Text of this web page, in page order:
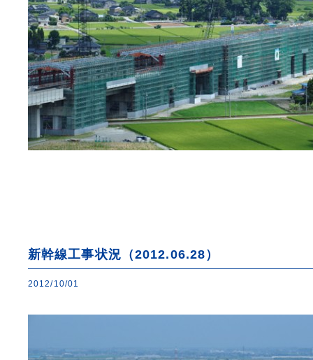
新幹線工事状況（2012.06.28）
2012/10/01